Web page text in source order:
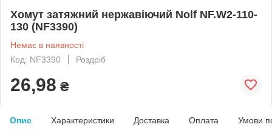
Хомут затяжний нержавіючий Nolf NF.W2-110-
130 (NF3390)
Немає в наявності
Код: NF3390
Роздріб
26,98 ₴
Опис Характеристики Доставка Оплата Умови